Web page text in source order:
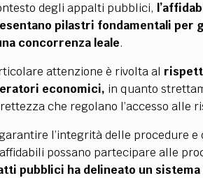
degli appalti pubblici,
pilastri fondamentali per
concorrenza leale.
attenzione è rivolta al
economici, in quanto
che regolano l’accesso alle
l’integrità delle procedure
possano partecipare alle
pubblici ha delineato un sistema